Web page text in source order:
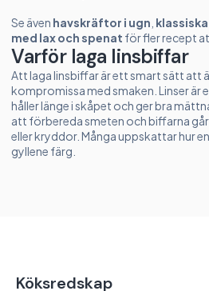
Varför laga linsbiffar
Att laga linsbiffar är ett smart sätt att
kompromissa med smaken. Linser är
håller länge i skåpet och ger bra
att förbereda smeten och biffarna
eller kryddor. Många uppskattar hur
gyllene färg.
Se även havskräftor i ugn
med lax och spenat för fler recept
Köksredskap